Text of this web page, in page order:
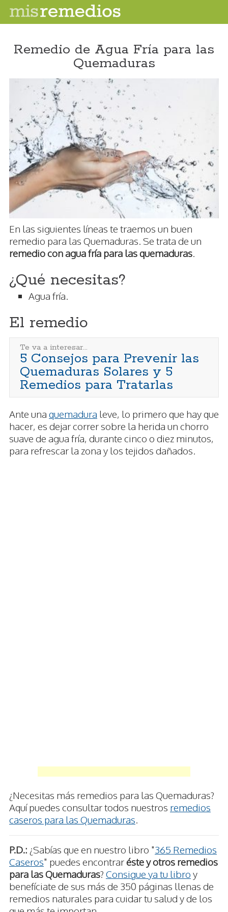
Remedio de Agua Fría para las
Quemaduras
En las siguientes líneas te traemos un buen
remedio para las Quemaduras. Se trata de un
remedio con agua fría para las quemaduras
¿Qué necesitas?
Agua fría.
El remedio
Te va a interesar...
5 Consejos para Prevenir las
Quemaduras Solares y 5
Remedios para Tratarlas
Ante una quemadura leve, lo primero que hay que
hacer, es dejar correr sobre la herida un chorro
suave de agua fría, durante cinco o diez minutos,
para refrescar la zona y los tejidos dañados.
¿Necesitas más remedios para las Quemaduras?
Aquí puedes consultar todos nuestros remedios
caseros para las Quemaduras
P.D.: ¿Sabías que en nuestro libro "365 Remedios
Caseros" puedes encontraréste y otros remedios
para las Quemaduras? Consigue ya tu libro y
benefíciate de sus más de 350 páginas llenas de
remedios naturales para cuidar tu salud y de los